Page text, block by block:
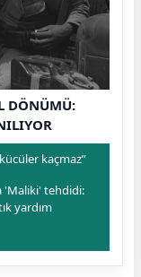
DÖNÜMÜ:
kaçmaz”
'Maliki' tehdidi:
yardım